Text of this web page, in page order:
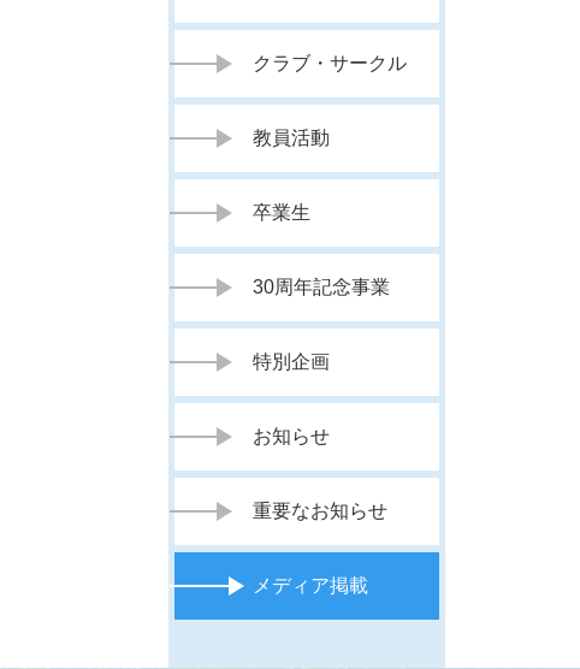
クラブ・サークル
教員活動
卒業生
30周年記念事業
特別企画
お知らせ
重要なお知らせ
メディア掲載